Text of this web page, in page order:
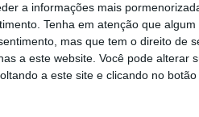
a informações mais
Tenha em atenção que
mas que tem o direito de
a este website. Você pode alterar
a este site e clicando no
laboral, revisão das
luto gestacional ou regular o
decisões que afetam